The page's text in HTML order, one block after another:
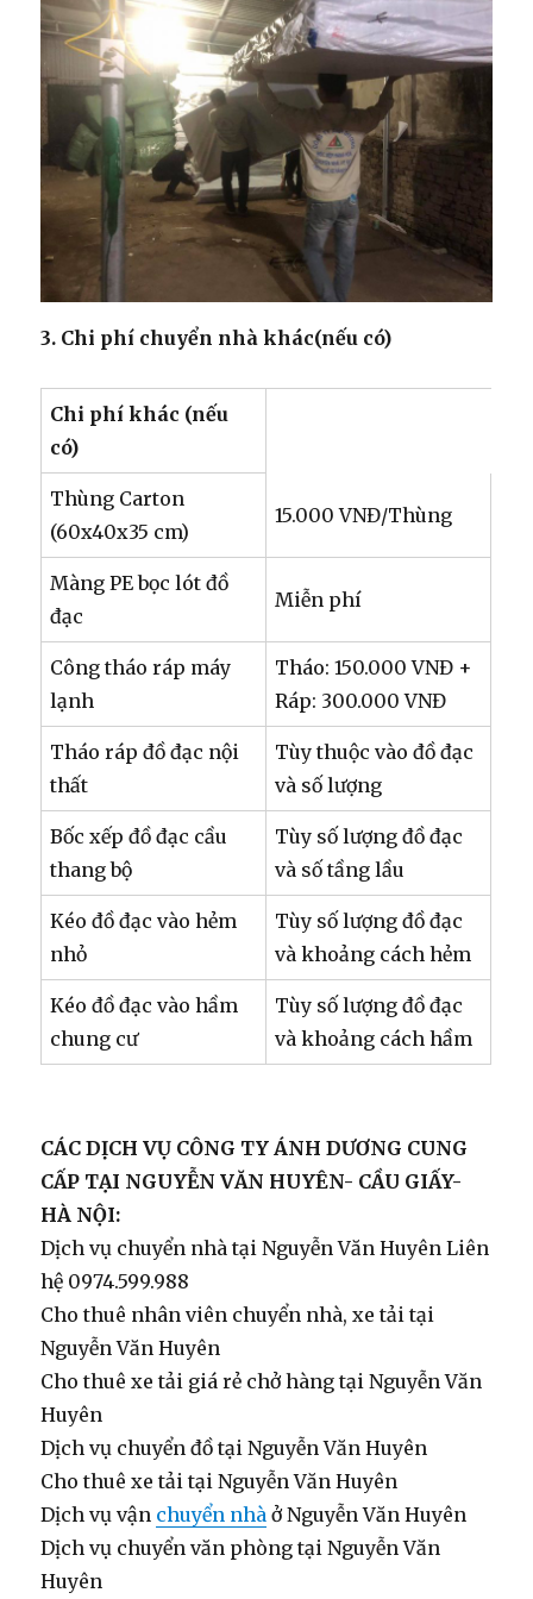
3. Chi phí chuyển nhà khác(nếu có)
Chi phí khác (nếu
có)
Thùng Carton
(60x40x35 cm)
15.000 VNĐ/Thùng
Màng PE bọc lót đồ
đạc
Miễn phí
Công tháo ráp máy
lạnh
Tháo: 150.000 VNĐ +
Ráp: 300.000 VNĐ
Tháo ráp đồ đạc nội
thất
Tùy thuộc vào đồ đạc
và số lượng
Bốc xếp đồ đạc cầu
thang bộ
Tùy số lượng đồ đạc
và số tầng lầu
Kéo đồ đạc vào hẻm
nhỏ
Tùy số lượng đồ đạc
và khoảng cách hẻm
Kéo đồ đạc vào hầm
chung cư
Tùy số lượng đồ đạc
và khoảng cách hầm
CÁC DỊCH VỤ CÔNG TY ÁNH DƯƠNG CUNG
CẤP TẠI NGUYỄN VĂN HUYÊN- CẦU GIẤY-
HÀ NỘI:
Dịch vụ chuyển nhà tại Nguyễn Văn Huyên Liên
hệ 0974.599.988
Cho thuê nhân viên chuyển nhà, xe tải tại
Nguyễn Văn Huyên
Cho thuê xe tải giá rẻ chở hàng tại Nguyễn Văn
Huyên
Dịch vụ chuyển đồ tại Nguyễn Văn Huyên
Cho thuê xe tải tại Nguyễn Văn Huyên
Dịch vụ vận chuyển nhà ở Nguyễn Văn Huyên
Dịch vụ chuyển văn phòng tại Nguyễn Văn
Huyên